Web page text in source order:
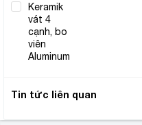
Keramik
vát 4
cạnh, bo
viên
Aluminum
Tin tức liên quan